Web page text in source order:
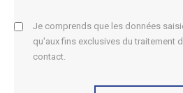
Je comprends que les données
qu'aux fins exclusives du traitement
contact.